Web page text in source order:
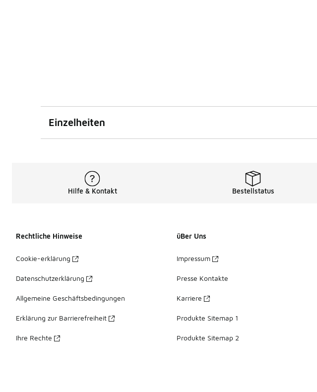
Einzelheiten
Hilfe & Kontakt Bestellstatus
Rechtliche Hinweise
Cookie-erklärung
Datenschutzerklärung
Allgemeine Geschäftsbedingungen
Erklärung zur Barrierefreiheit
Ihre Rechte
üBer Uns
Impressum
Presse Kontakte
Karriere
Produkte Sitemap 1
Produkte Sitemap 2